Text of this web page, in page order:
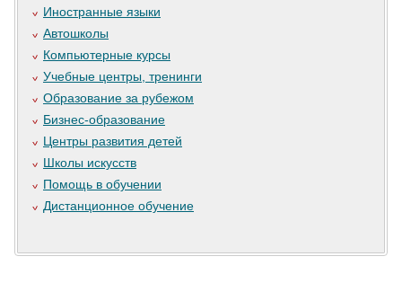
Иностранные языки
Автошколы
Компьютерные курсы
Учебные центры, тренинги
Образование за рубежом
Бизнес-образование
Центры развития детей
Школы искусств
Помощь в обучении
Дистанционное обучение